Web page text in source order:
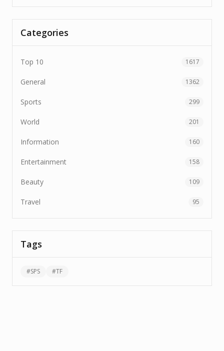
Categories
Top 10 1617
General 1362
Sports 299
World 201
Information 160
Entertainment 158
Beauty 109
Travel 95
Tags
#SPS #TF